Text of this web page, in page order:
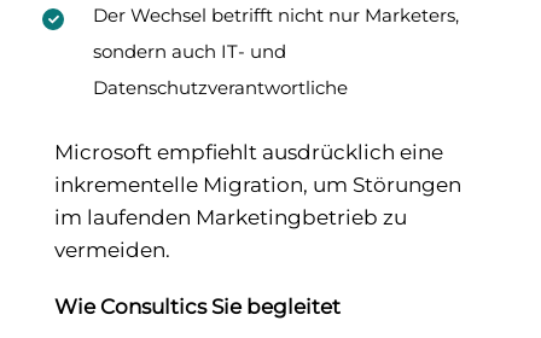
Der Wechsel betrifft nicht nur Marketers,
sondern auch IT- und
Datenschutzverantwortliche
Microsoft empfiehlt ausdrücklich eine
inkrementelle Migration, um Störungen
im laufenden Marketingbetrieb zu
vermeiden.
Wie Consultics Sie begleitet